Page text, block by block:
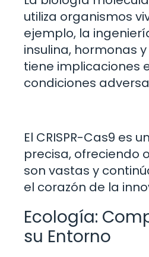
utiliza organismos
ejemplo, la
insulina, hormonas
tiene implicaciones
condiciones
El CRISPR-Cas9
precisa, ofreciendo
son vastas y
el corazón de la
Ecología:
su Entorno